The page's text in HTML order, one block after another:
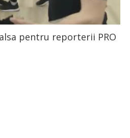
pentru reporterii PRO